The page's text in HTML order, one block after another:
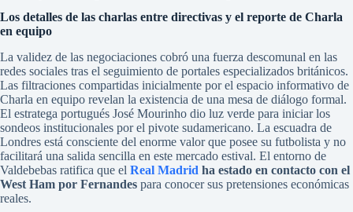
Los detalles de las charlas entre directivas y el reporte de Charla
en equipo
La validez de las negociaciones cobró una fuerza descomunal en las
redes sociales tras el seguimiento de portales especializados británicos.
Las filtraciones compartidas inicialmente por el espacio informativo de
Charla en equipo revelan la existencia de una mesa de diálogo formal.
El estratega portugués José Mourinho dio luz verde para iniciar los
sondeos institucionales por el pivote sudamericano. La escuadra de
Londres está consciente del enorme valor que posee su futbolista y no
facilitará una salida sencilla en este mercado estival. El entorno de
Valdebebas ratifica que el Real Madrid ha estado en contacto con el
West Ham por Fernandes para conocer sus pretensiones económicas
reales.